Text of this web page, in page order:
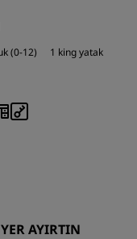
(0-12) 1 king yatak
AYIRTIN